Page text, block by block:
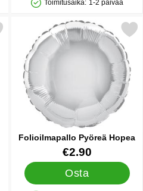
Saatavuus: Varastossa
Toimitusaika: 1-2 päivää
Punainen suosikiksi
Folioilmapallo Pyöreä Hopea
Tuote.nro 5736€2.90
Osta
Merkitse folioilmapallo